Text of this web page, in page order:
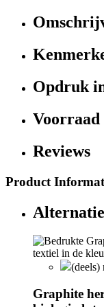
Opdruk
Voorraad
Reviews
Product
(deels)
Graphite